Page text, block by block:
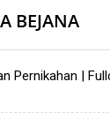
BEJANA
Pernikahan |